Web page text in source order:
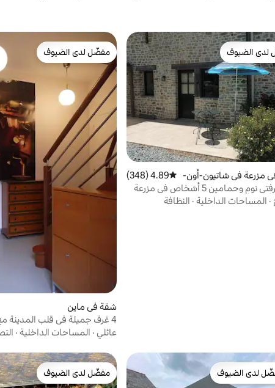
لدى الضيوف
لدى الضيوف
مزرعة في شاتيون-أون- متوسط التقييم 4.89 من 5، 348 مراجعات
4.89 (348)
كوخ بغرفتي نوم وحمامين 5 أشخاص في مزرعة
الأزرق
· المساحات الداخلية · النظافة
مفضّل لدى الضيوف
مفضّل لدى الضيوف
شقة في ماين
4 غرف جميلة في قلب المدينة مع وجبة فطور
عائلي · المساحات الداخلية ·
البيوت المفضّلة لدى الضيوف
لدى الضيوف
مفضّل لدى الضيوف
مفضّل لدى الضيوف